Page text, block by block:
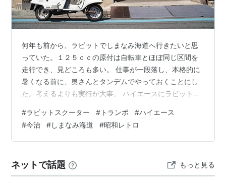
何年も前から、ラビットでしまなみ海道へ行きたいと思
っていた。１２５ｃｃの原付は自転車とほぼ同じ区間を
走行でき、見どころも多い。 仕事が一段落し、本格的に
暑くなる前に、奥さんとタンデムでやっておくことにし
た。考えるよりも実行が大事。 ハイエースにラビットを
着。向島運動公園の駐車場をお借りする。 ここはしまな
みサイクリング利用者も使うことができる駐車場。 まず
は今日の目的地、島のサイダー屋さんの後藤鉱泉さん
て。 店主が丁寧に商品を説明してくれる。私は定番商品
のマルゴサイダー、奥さんは怪獣レモンレモ…
#ラビットスクーター # トランポ #ハイエース
#今治 #しまなみ海道 #昭和レトロ
ネットで話題 もっと見る